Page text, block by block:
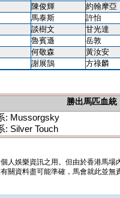
陳俊輝 約翰摩亞
馬泰斯 許怡
談樹文 甘光達
魯賓遜 岳敦
何敬森 黃汝安
謝展鵠
方祿麟
勝出馬匹血統
: Mussorgsky
: Silver Touch
人娛樂資訊之用。但由於香港馬
關資料盡可能準確，馬會就此並